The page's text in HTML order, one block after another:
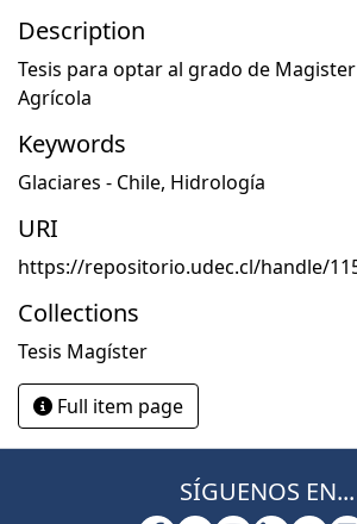
Description
Tesis para optar al grado de
Agrícola
Keywords
Glaciares - Chile, Hidrología
URI
https://repositorio.udec.cl/handle/
Collections
Tesis Magíster
Full item page
SÍGUENOS EN...